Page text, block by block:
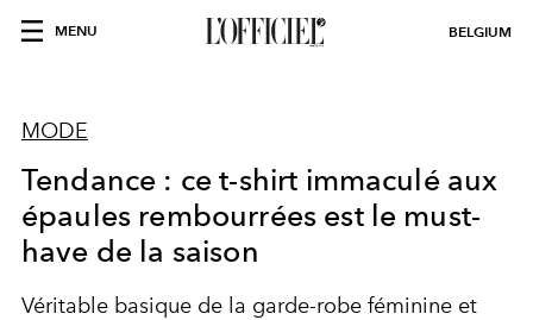
MENU BELGIUM
MODE
Tendance : ce t-shirt immaculé aux
épaules rembourrées est le must-
have de la saison
Véritable basique de la garde-robe féminine et